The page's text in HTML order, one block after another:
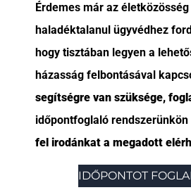
Érdemes már az
haladéktalanul ügyvédhez
hogy tisztában legyen a
házasság felbontásával
segítségre van szüksége,
időpontfoglaló rendszerünkön
fel irodánkat a megadott
IDŐPONTOT